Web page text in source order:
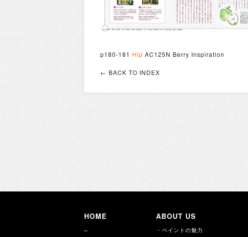
p180-181 Hip AC125N Berry Inspiration
← BACK TO INDEX
HOME ABOUT US
・ペイントの魅力